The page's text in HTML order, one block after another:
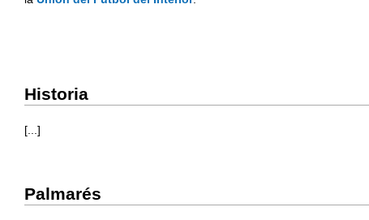
Historia
[...]
Palmarés